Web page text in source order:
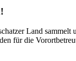
Land sammelt
für die